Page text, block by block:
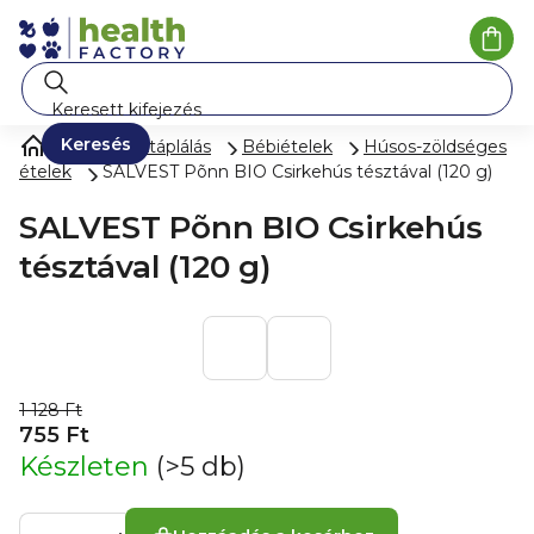
tartalomhoz
Keresés
Gyermektáplálás Bébiételek
Húsos-zöldséges
ételek
SALVEST Põnn BIO Csirkehús tésztával (120 g)
SALVEST Põnn BIO Csirkehús
tésztával (120 g)
1 128 Ft
755 Ft
Készleten (>5 db)